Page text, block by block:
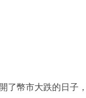
幣市大跌的日子